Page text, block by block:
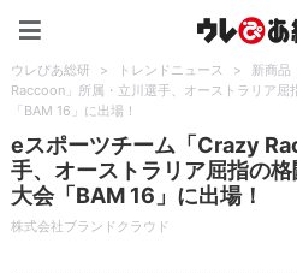
ウレぴあ総研 > トレンドニュース > 新商品
Raccoon」所属・立川選手、オーストラリア屈
「BAM 16」に出場！
eスポーツチーム「Crazy
手、オーストラリア屈指の
大会「BAM 16」に出場！
株式会社ブランドクラウド